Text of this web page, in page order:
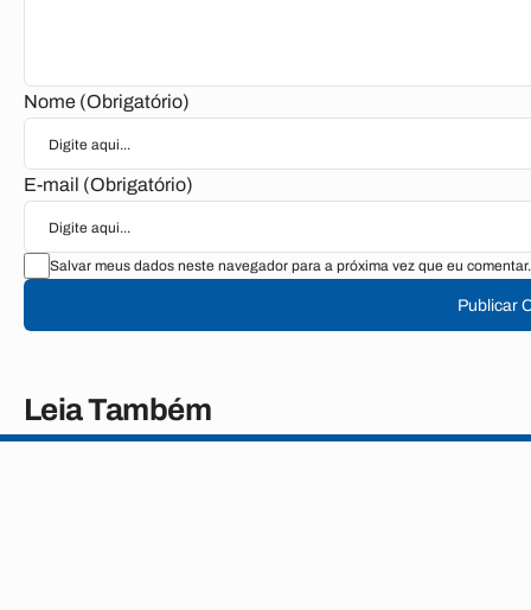
Nome (Obrigatório)
E-mail (Obrigatório)
Salvar meus dados neste navegador para a próxima vez que eu comentar.
Publicar
Leia Também